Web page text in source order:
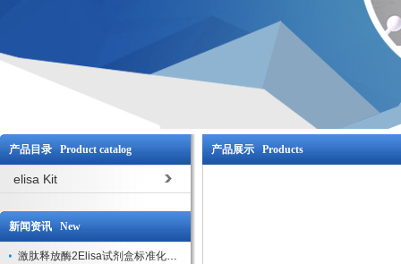
产品目录 Product catalog
elisa Kit
新闻资讯 New
激肽释放酶2Elisa试剂盒标准化实验操作与质控体系解析
产品展示 Products